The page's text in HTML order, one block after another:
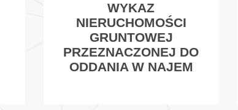
WYKAZ
NIERUCHOMOŚCI
GRUNTOWEJ
PRZEZNACZONEJ DO
ODDANIA W NAJEM